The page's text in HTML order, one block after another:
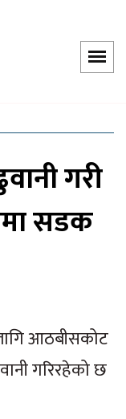
गरी
सडक
आठबीसकोट
गरिरहेको छ